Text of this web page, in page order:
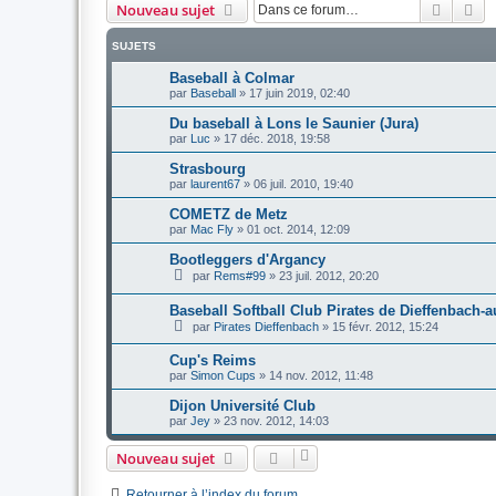
Nouveau sujet
SUJETS
Baseball à Colmar
par Baseball » 17 juin 2019, 02:40
Du baseball à Lons le Saunier (Jura)
par Luc » 17 déc. 2018, 19:58
Strasbourg
par laurent67 » 06 juil. 2010, 19:40
COMETZ de Metz
par Mac Fly » 01 oct. 2014, 12:09
Bootleggers d'Argancy
par Rems#99 » 23 juil. 2012, 20:20
Baseball Softball Club Pirates de Dieffenbach-
par Pirates Dieffenbach » 15 févr. 2012, 15:24
Cup's Reims
par Simon Cups » 14 nov. 2012, 11:48
Dijon Université Club
par Jey » 23 nov. 2012, 14:03
Nouveau sujet